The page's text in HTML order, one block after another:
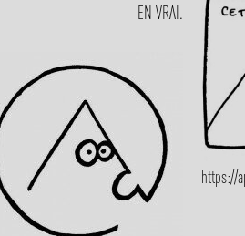
EN VRAI.
https://